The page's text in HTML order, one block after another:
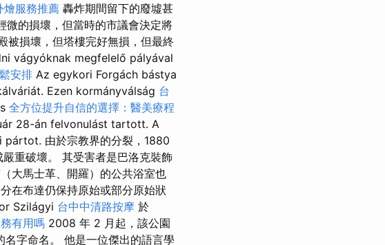
燴服務推薦 轟炸期間留下的廢墟甚
微的損壞，但當時的市議會決定將
被損壞，但塔樓完好無損，但最終
vágyóknak megfelelő pályával
安排 Az egykori Forgách bástya
Ezen kormányválság 台
全方位提升自信的選擇：醫美療程
28-án felvonulást tartott. A
由於宗教界的分裂，1880
重破壞。 其受害者是巴洛克裝飾
大馬士革、開羅）的公共浴室也
在布達仍保持原始或部分原始狀
Szilágyi 台中中清路按摩 於
有用嗎 2008 年 2 月起，該公園
字命名。 他是一位傑出的語言學